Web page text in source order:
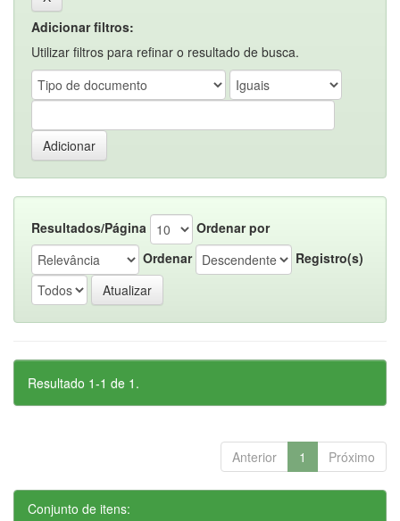
Adicionar filtros:
Utilizar filtros para refinar o resultado de busca.
Resultados/Página
Ordenar por
Ordenar
Registro(s)
Resultado 1-1 de 1.
Anterior 1 Próximo
Conjunto de itens: